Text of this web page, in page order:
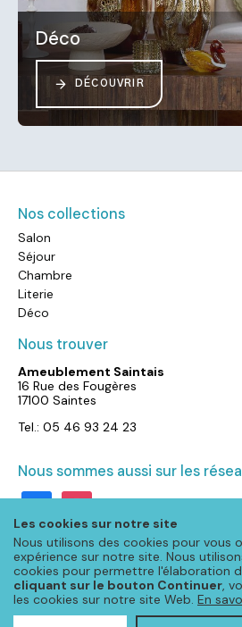
Les cookies sur notre site
Nous utilisons des cookies pour vous
expérience sur notre site. Nous
cookies pour permettre l'élaboration
cliquant sur le bouton Continuer,
les cookies sur notre site Web. En
Déco
DÉCOUVRIR
Nos collections
Salon
Séjour
Chambre
Literie
Déco
Nous trouver
Ameublement Saintais
16 Rue des Fougères
17100 Saintes
Tel.: 05 46 93 24 23
Nous sommes aussi sur les
facebookinstagram